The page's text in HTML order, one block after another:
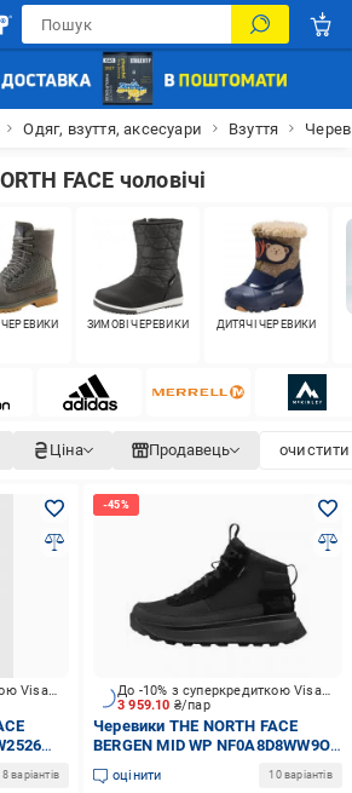
Одяг, взуття, аксесуари Взуття
FACE чоловічі
ЧЕРЕВИКИ ЗИМОВІ ЧЕРЕВИКИ ДИТЯЧІ ЧЕРЕВИКИ
Ціна Продавець очистити
До -10% з суперкредиткою Visa Вигода
8 варіантів
3 959.10 ₴/пар
До -10% з суперкредиткою Visa Вигода
Черевики THE NORTH FACE
BERGEN MID WP NF0A8D8WW9O1
р.44,5 чорний
оцінити 10 варіантів